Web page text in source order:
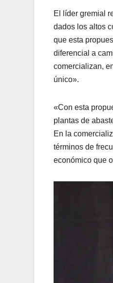
El líder gremial
dados los altos
que esta
diferencial a
comercializan,
único».
«Con esta
plantas de
En la
términos de
económico que